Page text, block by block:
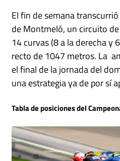
El fin de semana
de Montmeló, un circuito
14 curvas (8 a la derecha y
recto de 1047 metros. La
el final de la jornada del
una estrategia ya de por sí
Tabla de posiciones del